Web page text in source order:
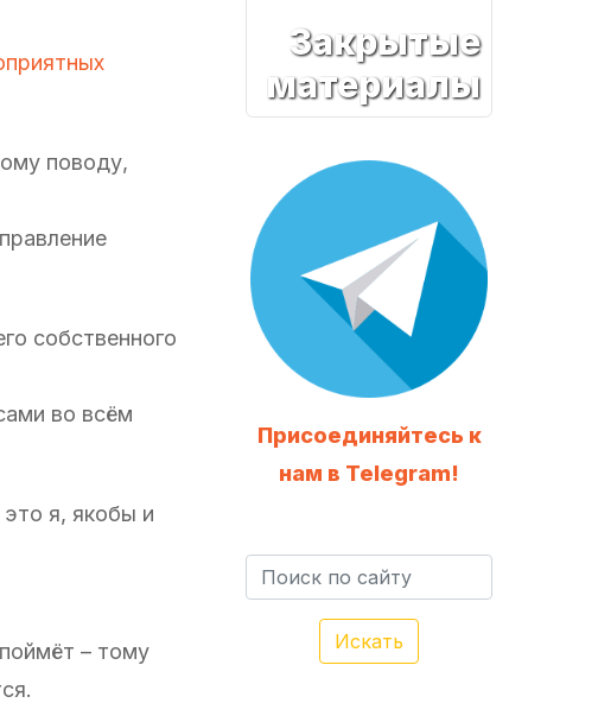
поводу,
собственного
во всём
я, якобы и
– тому
Закрытые
материалы
Присоединяйтесь к
нам в Telegram!
Искать